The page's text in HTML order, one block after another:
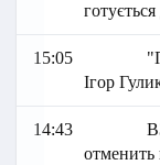
15:05
Ігор
14:43
отменить